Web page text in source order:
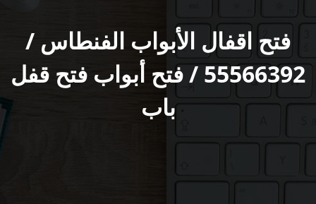
فتح اقفال الأبواب الفنطاس /
55566392 / فتح أبواب فتح قفل
باب